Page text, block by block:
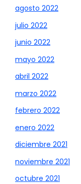
agosto 2022
julio 2022
junio 2022
mayo 2022
abril 2022
marzo 2022
febrero 2022
enero 2022
diciembre 2021
noviembre 2021
octubre 2021